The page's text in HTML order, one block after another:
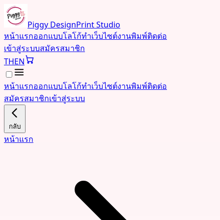
Piggy DesignPrint Studio
หน้าแรกออกแบบโลโก้ทำเว็บไซต์งานพิมพ์ติดต่อ
เข้าสู่ระบบสมัครสมาชิก
THEN
หน้าแรกออกแบบโลโก้ทำเว็บไซต์งานพิมพ์ติดต่อ
สมัครสมาชิกเข้าสู่ระบบ
กลับ
หน้าแรก